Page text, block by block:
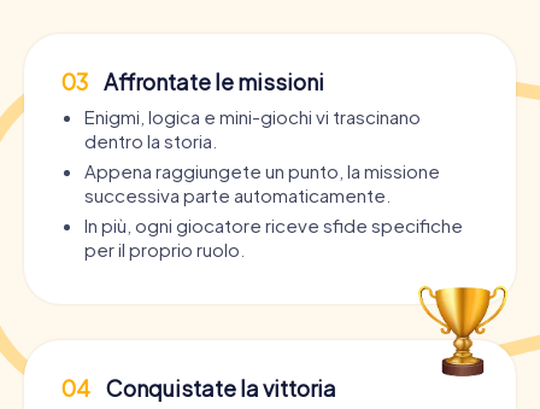
03 Affrontate le missioni
Enigmi, logica e mini-giochi vi trascinano
dentro la storia.
Appena raggiungete un punto, la missione
successiva parte automaticamente.
In più, ogni giocatore riceve sfide specifiche
per il proprio ruolo.
04 Conquistate la vittoria